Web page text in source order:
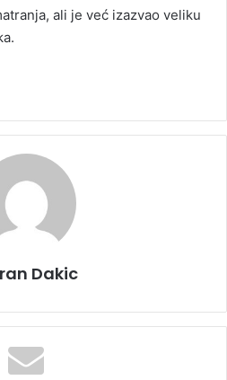
ali je već izazvao veliku
Dakic